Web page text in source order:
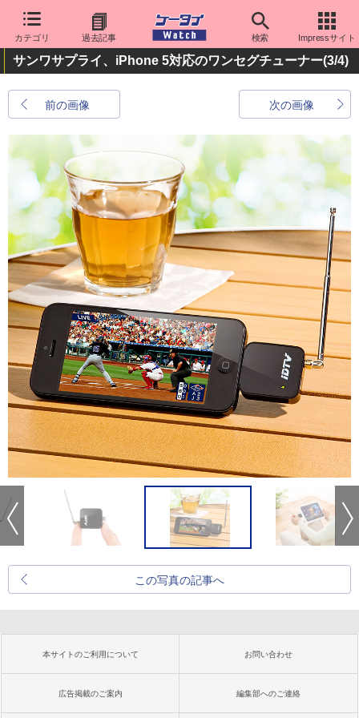
カテゴリ 過去記事 検索 Impressサイト
サンワサプライ、iPhone 5対応のワンセグチューナー(3/4)
前の画像 次の画像
この写真の記事へ
本サイトのご利用について お問い合わせ
広告掲載のご案内 編集部へのご連絡